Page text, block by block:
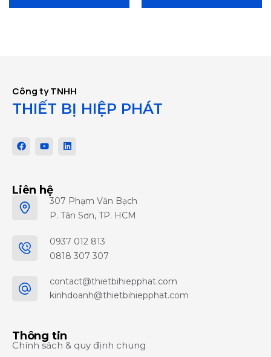
Công ty TNHH
THIẾT BỊ HIỆP PHÁT
Liên hệ
307 Phạm Văn Bạch
P. Tân Sơn, TP. HCM
0937 012 813
0818 307 307
contact@thietbihiepphat.com
kinhdoanh@thietbihiepphat.com
Thông tin
Chính sách & quy định chung